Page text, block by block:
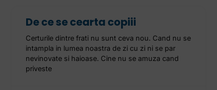
De ce se cearta copiii
Certurile dintre frati nu sunt ceva nou. Cand nu se
intampla in lumea noastra de zi cu zi ni se par
nevinovate si haioase. Cine nu se amuza cand
priveste